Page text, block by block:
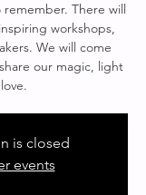
There will
workshops,
We will come
our magic, light
is closed
events